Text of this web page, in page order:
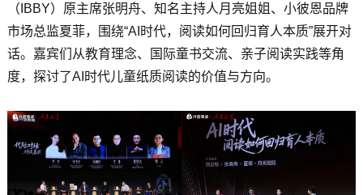
（IBBY）原主席张明舟、知名主持人月亮姐姐、小彼恩品牌
市场总监夏菲，围绕“AI时代，阅读如何回归育人本质”展开对
话。嘉宾们从教育理念、国际童书交流、亲子阅读实践等角
度，探讨了AI时代儿童纸质阅读的价值与方向。